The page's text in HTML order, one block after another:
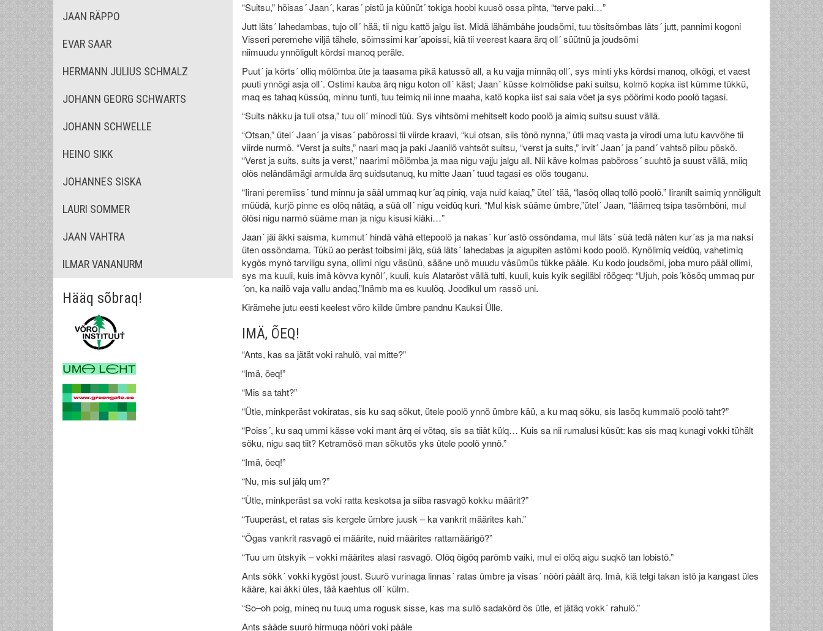
JAAN RÄPPO
EVAR SAAR
HERMANN JULIUS SCHMALZ
JOHANN GEORG SCHWARTS
JOHANN SCHWELLE
HEINO SIKK
JOHANNES SISKA
LAURI SOMMER
JAAN VAHTRA
ILMAR VANANURM
Hääq sõbraq!
“Suitsu,” hõisas´ Jaan´, karas´ pistü ja küünüt´ tokiga hoobi kuusõ ossa pihta, “terve paki…”
Jutt läts´ lahedambas, tujo oll´ hää, tii nigu kattõ jalgu iist. Midä lähämbähe joudsõmi, tuu tõsitsõmbas läts´ jutt, pannimi kogoni
Visseri peremehe viljä tähele, sõimssimi kar´apoissi, kiä tii veerest kaara ärq oll´ süütnü ja joudsõmi
niimuudu ynnõligult kõrdsi manoq peräle.
Puut´ ja kõrts´ olliq mõlõmba üte ja taasama pikä katussõ all, a ku vajja minnäq oll´, sys minti yks kõrdsi manoq, olkõgi, et vaest
puuti ynnõgi asja oll´. Ostimi kauba ärq nigu koton oll´ käst; Jaan´ küsse kolmõlidse paki suitsu, kolmõ kopka iist kümme tükkü,
maq es tahaq küssüq, minnu tunti, tuu teimiq nii inne maaha, katõ kopka iist sai saia võet ja sys pöörimi kodo poolõ tagasi.
“Suits näkku ja tuli otsa,” tuu oll´ minodi tüü. Sys vihtsõmi mehitselt kodo poolõ ja aimiq suitsu suust vällä.
“Otsan,” ütel´ Jaan´ ja visas´ pabõrossi tii viirde kraavi, “kui otsan, siis tõnõ nynna,” ütli maq vasta ja virodi uma lutu kavvõhe tii
viirde nurmõ. “Verst ja suits,” naari maq ja paki Jaanilõ vahtsõt suitsu, “verst ja suits,” irvit´ Jaan´ ja pand´ vahtsõ piibu põskõ.
“Verst ja suits, suits ja verst,” naarimi mõlõmba ja maa nigu vajju jalgu all. Nii käve kolmas pabõross´ suuhtõ ja suust vällä, miiq
olõs neländämägi armulda ärq suidsutanuq, ku mitte Jaan´ tuud tagasi es olõs touganu.
“Iirani peremiiss´ tund minnu ja sääl ummaq kur´aq piniq, vaja nuid kaiaq,” ütel´ tää, “lasõq ollaq tollõ poolõ.” Iiranilt saimiq ynnõligult
müüdä, kurjõ pinne es olõq nätäq, a süä oll´ nigu veidüq kuri. “Mul kisk süäme ümbre,”ütel´ Jaan, “läämeq tsipa tasõmbõni, mul
õlõsi nigu narmõ süäme man ja nigu kisusi kiäki…”
Jaan´ jäi äkki saisma, kummut´ hindä vähä ettepoolõ ja nakas´ kur´astõ ossõndama, mul läts´ süä tedä näten kur´as ja ma naksi
üten ossõndama. Tükü ao peräst toibsimi jälq, süä läts´ lahedabas ja aigupiten astõmi kodo poolõ. Kynõlimiq veidüq, vahetimiq
kygõs mynõ tarviligu syna, ollimi nigu väsünü, sääne unõ muudu väsümüs tükke pääle. Ku kodo joudsõmi, joba muro pääl ollimi,
sys ma kuuli, kuis imä kõvva kynõl´, kuuli, kuis Alatarõst vällä tulti, kuuli, kuis kyik segiläbi röögeq: “Ujuh, pois´kõsõq ummaq pur
´on, ka nailõ vaja vallu andaq.”Inämb ma es kuulõq. Joodikul um rassõ uni.
Kirämehe jutu eesti keelest võro kiilde ümbre pandnu Kauksi Ülle.
IMÄ, ÕEQ!
“Ants, kas sa jätät voki rahulõ, vai mitte?”
“Imä, õeq!”
“Mis sa taht?”
“Ütle, minkperäst vokiratas, sis ku saq sõkut, ütele poolõ ynnõ ümbre käü, a ku maq sõku, sis lasõq kummalõ poolõ taht?”
“Poiss´, ku saq ummi kässe voki mant ärq ei võtaq, sis sa tiiät külq… Kuis sa nii rumalusi küsüt: kas sis maq kunagi vokki tühält
sõku, nigu saq tiit? Ketramõsõ man sõkutõs yks ütele poolõ ynnõ.”
“Imä, õeq!”
“Nu, mis sul jälq um?”
“Ütle, minkperäst sa voki ratta keskotsa ja siiba rasvagõ kokku määrit?”
“Tuuperäst, et ratas sis kergele ümbre juusk – ka vankrit määrites kah.”
“Õgas vankrit rasvagõ ei määrite, nuid määrites rattamäärigõ?”
“Tuu um ütskyik – vokki määrites alasi rasvagõ. Olõq õigõq parõmb vaiki, mul ei olõq aigu suqkõ tan lobistõ.”
Ants sõkk´ vokki kygõst joust. Suurõ vurinaga linnas´ ratas ümbre ja visas´ nööri päält ärq. Imä, kiä telgi takan istõ ja kangast üles
kääre, kai äkki üles, tää kaehtus oll´ külm.
“So–oh poig, mineq nu tuuq uma rogusk sisse, kas ma sullõ sadakõrd õs ütle, et jätäq vokk´ rahulõ.”
Ants sääde suurõ hirmuga nööri voki pääle